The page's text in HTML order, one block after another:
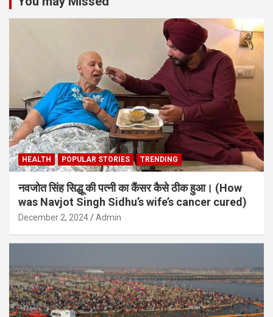
HEALTH POPULAR STORIES TRENDING
नवजोत सिंह सिद्धू की पत्नी का कैंसर कैसे ठीक हुआ। (How
was Navjot Singh Sidhu’s wife’s cancer cured)
December 2, 2024 Admin